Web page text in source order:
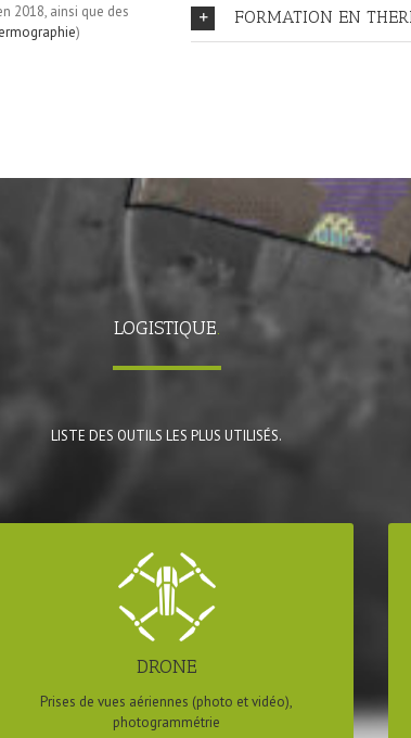
2018, ainsi que des
)
FORMATION EN
LOGISTIQUE.
LISTE DES OUTILS LES PLUS UTILISÉS.
DRONE
Prises de vues aériennes (photo et vidéo),
photogrammétrie